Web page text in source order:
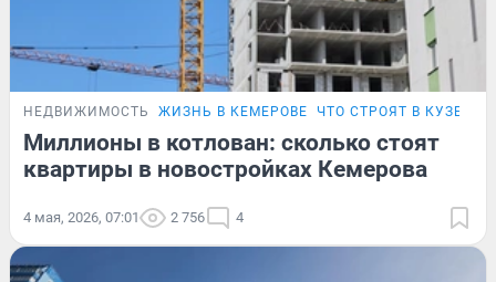
НЕДВИЖИМОСТЬ ЖИЗНЬ В КЕМЕРОВЕ ЧТО СТРОЯТ В
Миллионы в котлован: сколько стоят
квартиры в новостройках Кемерова
4 мая, 2026, 07:01 2 756 4